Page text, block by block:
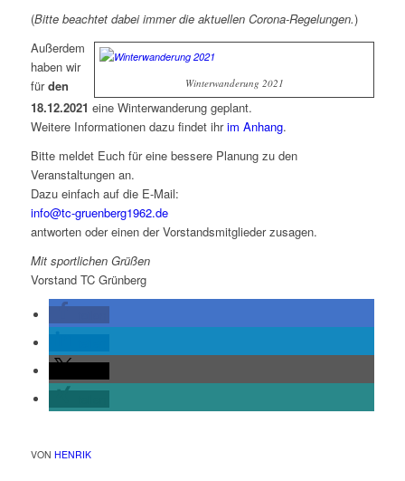
(Bitte beachtet dabei immer die aktuellen Corona-Regelungen.)
Winterwanderung 2021
Außerdem
haben wir
fürden
18.12.2021 eine Winterwanderung geplant.
Weitere Informationen dazu findet ihrim Anhang.
Bitte meldet Euch für eine bessere Planung zu den
Veranstaltungen an.
Dazu einfach auf die E-Mail:
info@tc-gruenberg1962.de
antworten oder einen der Vorstandsmitglieder zusagen.
Mit sportlichen Grüßen
Vorstand TC Grünberg
VON HENRIK